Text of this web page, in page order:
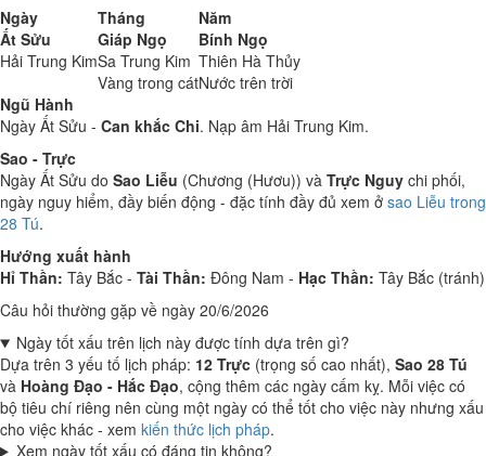
Ngày
Tháng
Năm
Ất Sửu
Giáp Ngọ
Bính Ngọ
Hải Trung KimSa Trung Kim Thiên Hà Thủy
Vàng trong cátNước trên trời
Ngũ Hành
Ngày Ất Sửu - Can khắc Chi. Nạp âm Hải Trung Kim.
Sao - Trực
Ngày Ất Sửu do Sao Liễu (Chương (Hươu)) và Trực Nguy chi phối,
ngày nguy hiểm, đầy biến động - đặc tính đầy đủ xem ở sao Liễu trong
28 Tú.
Hướng xuất hành
Hỉ Thần: Tây Bắc - Tài Thần: Đông Nam - Hạc Thần: Tây Bắc (tránh)
Câu hỏi thường gặp về ngày 20/6/2026
Ngày tốt xấu trên lịch này được tính dựa trên gì?
Dựa trên 3 yếu tố lịch pháp: 12 Trực (trọng số cao nhất), Sao 28 Tú
và Hoàng Đạo - Hắc Đạo, cộng thêm các ngày cấm kỵ. Mỗi việc có
bộ tiêu chí riêng nên cùng một ngày có thể tốt cho việc này nhưng xấu
cho việc khác - xem kiến thức lịch pháp.
Xem ngày tốt xấu có đáng tin không?